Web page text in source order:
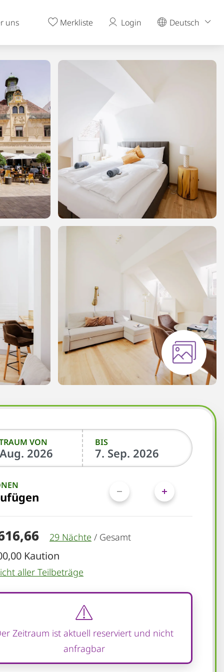
uns Merkliste Login Deutsch
VON BIS
29 Nächte / Gesamt
Kaution
aller Teilbeträge
Zeitraum ist aktuell reserviert und nicht
anfragbar